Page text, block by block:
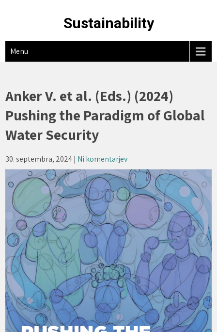
Sustainability
Menu
Anker V. et al. (Eds.) (2024)
Pushing the Paradigm of Global
Water Security
30. septembra, 2024| Ni komentarjev